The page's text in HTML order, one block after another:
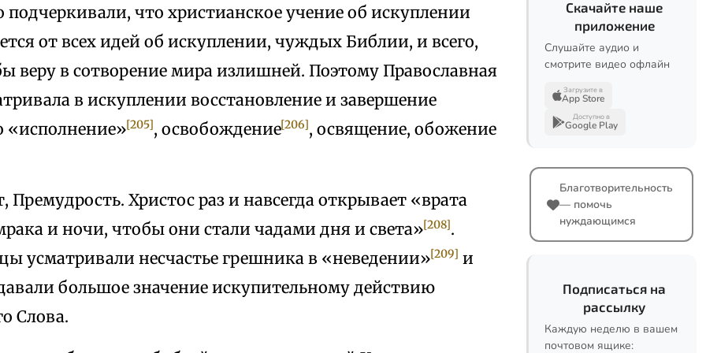
подчеркивали, что христианское учение об искуплении
от всех идей об искуплении, чуждых Библии, и всего,
веру в сотворение мира излишней. Поэтому Православная
в искуплении восстановление и завершение
«исполнение»[205], освобождение[206], освящение, обожение
Премудрость. Христос раз и навсегда открывает «врата
и ночи, чтобы они стали чадами дня и света»[208].
усматривали несчастье грешника в «неведении»[209] и
большое значение искупительному действию
Слова.
Скачайте наше
приложение
Слушайте аудио и
смотрите видео офлайн
Загрузите в
App Store
Доступно в
Google Play
Благотворительность
— помочь
нуждающимся
Подписаться на
рассылку
Каждую неделю в вашем
почтовом ящике: